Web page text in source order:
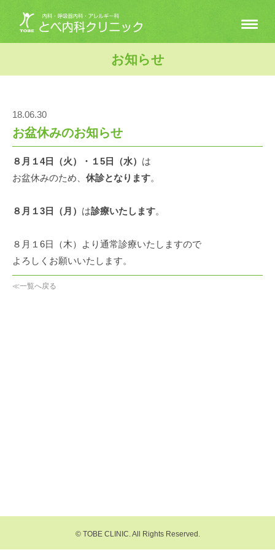
お知らせ
18.06.30
お盆休みのお知らせ
８月１4日（火）・１5日（水） は
お盆休みのため、 休診となります。
８月１3日（月） は診療いたします。
８月１6日（木）より通常診療いたしますので
よろしくお願いいたします。
≪一覧へ戻る
© TOBE CLINIC. All Rights Reserved.